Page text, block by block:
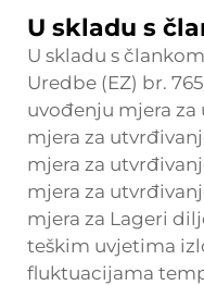
U skladu s
U skladu s
Uredbe (EZ) br.
uvođenju mjera
mjera za
mjera za
mjera za
mjera za Lageri
teškim uvjetima
fluktuacijama